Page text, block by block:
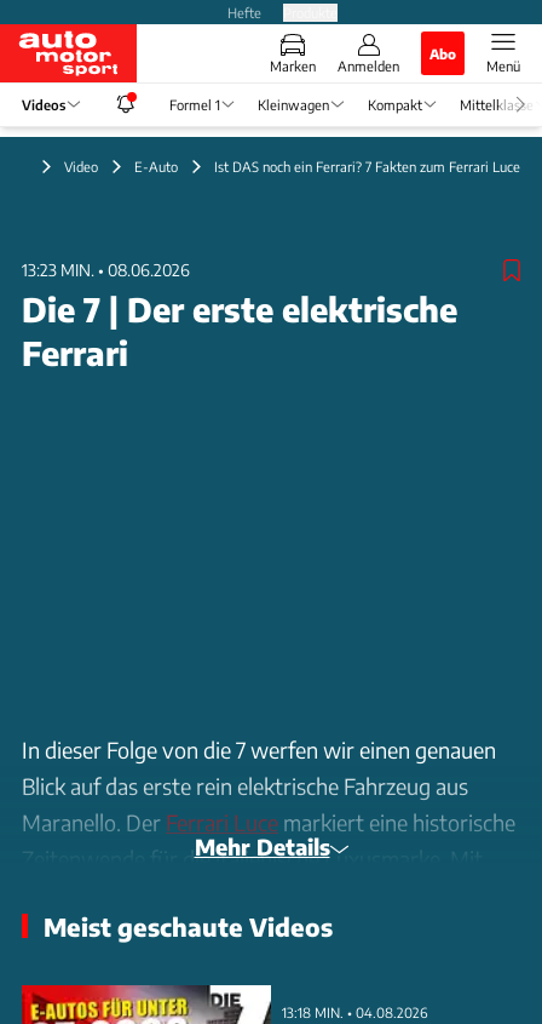
Hefte
Marken Anmelden
Abo
Menü
Videos Formel 1 Kleinwagen Kompakt Mittelklasse
Video E-Auto Ist DAS noch ein Ferrari? 7 Fakten zum Ferrari Luce
13:23 MIN. • 08.06.2026
Die 7 | Der erste elektrische
Ferrari
In dieser Folge von die 7 werfen wir einen genauen
Blick auf das erste rein elektrische Fahrzeug aus
Maranello. Der Ferrari Luce markiert eine historische
Zeitenwende für die italienische Luxusmarke. Mit
von ehemaligen Apple-Designern beeinflusst wurde,
der Haube (bzw. an den Rädern) steckt pure High-
Mehr Details
Meist geschaute Videos
13:18 MIN. • 04.08.2026